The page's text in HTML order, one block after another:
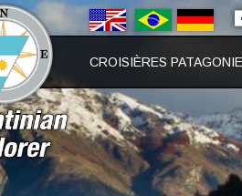
CROISIÈRES PATAGONIE